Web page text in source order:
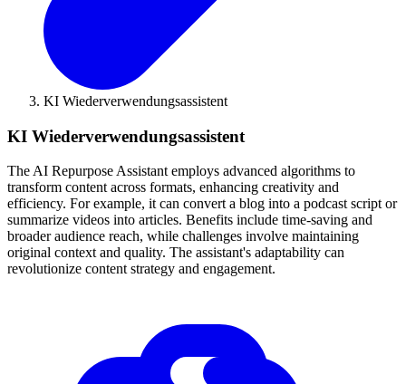
KI Wiederverwendungsassistent
KI Wiederverwendungsassistent
The AI Repurpose Assistant employs advanced algorithms to
transform content across formats, enhancing creativity and
efficiency. For example, it can convert a blog into a podcast script or
summarize videos into articles. Benefits include time-saving and
broader audience reach, while challenges involve maintaining
original context and quality. The assistant's adaptability can
revolutionize content strategy and engagement.